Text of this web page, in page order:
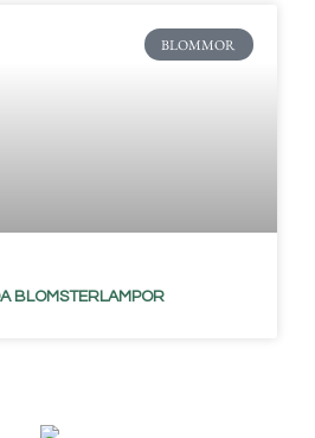
BLOMMOR
BLOMSTERLAMPOR